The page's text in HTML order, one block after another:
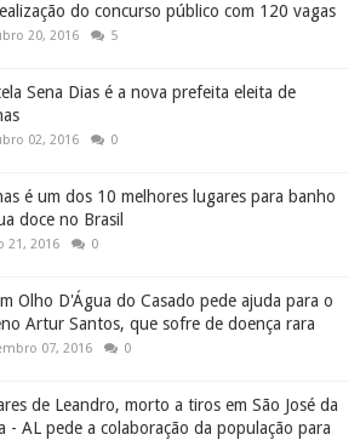
do concurso público com 120 vagas
20, 2016 5
Sena Dias é a nova prefeita eleita de
02, 2016 0
é um dos 10 melhores lugares para banho
doce no Brasil
21, 2016 0
Olho D'Água do Casado pede ajuda para o
Artur Santos, que sofre de doença rara
07, 2016 0
de Leandro, morto a tiros em São José da
- AL pede a colaboração da população para